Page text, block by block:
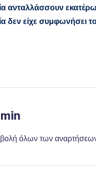
ανταλλάσσουν
δεν είχε συμφωνήσει
όλων των